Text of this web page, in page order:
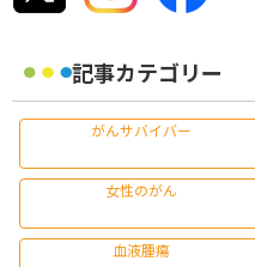
記事カテゴリー
がんサバイバー
女性のがん
血液腫瘍